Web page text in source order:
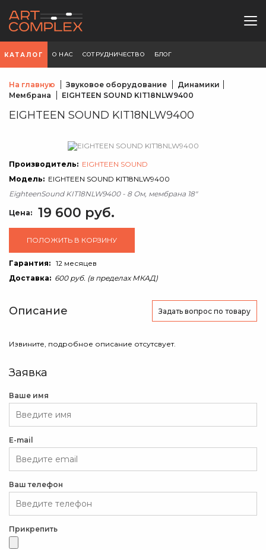
КАТАЛОГ О НАС СОТРУДНИЧЕСТВО БЛОГ
На главную Звуковое оборудование
Динамики
Мембрана
EIGHTEEN SOUND KIT18NLW9400
EIGHTEEN SOUND KIT18NLW9400
Производитель: EIGHTEEN SOUND
Модель: EIGHTEEN SOUND KIT18NLW9400
EighteenSound KIT18NLW9400 - 8 Ом, мембрана 18"
Цена: 19 600 руб.
ПОЛОЖИТЬ В КОРЗИНУ
Гарантия: 12 месяцев
Доставка: 600 руб. (в пределах МКАД)
Описание Задать вопрос по товару
Извините, подробное описание отсутсвует.
Заявка
Ваше имя
E-mail
Ваш телефон
Прикрепить